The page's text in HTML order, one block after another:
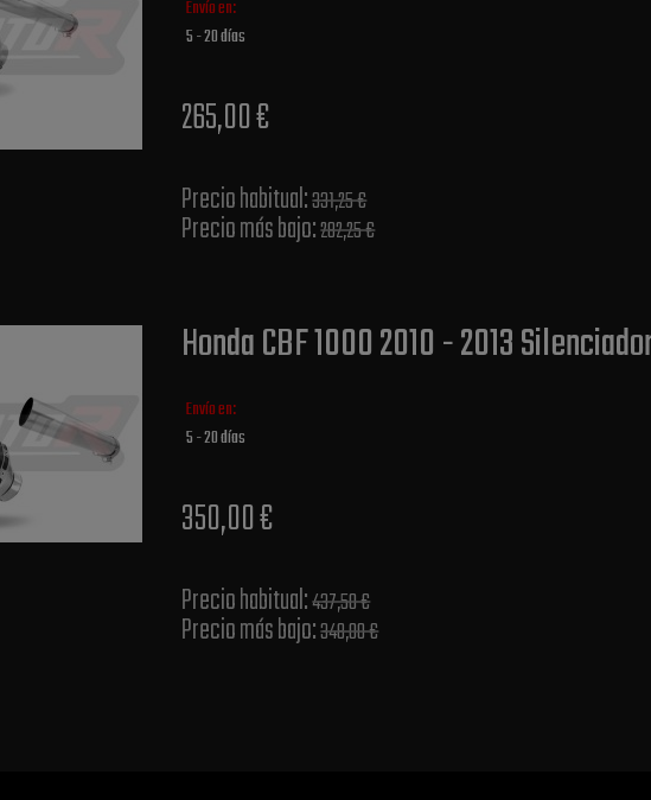
Envío en:
5 - 20 días
265,00 €
Precio habitual​:331,25 €
Precio más bajo​:282,25 €
Honda CBF 1000 2010 - 2013
Envío en:
5 - 20 días
350,00 €
Precio habitual​:437,50 €
Precio más bajo​:348,00 €